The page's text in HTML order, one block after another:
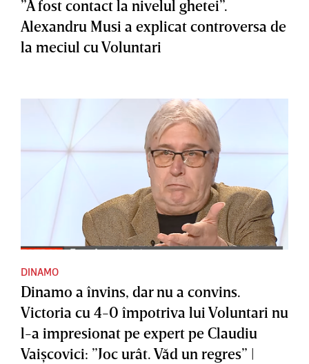
”A fost contact la nivelul ghetei”.
Alexandru Musi a explicat controversa de
la meciul cu Voluntari
DINAMO
Dinamo a învins, dar nu a convins.
Victoria cu 4-0 împotriva lui Voluntari nu
l-a impresionat pe expert pe Claudiu
Vaişcovici: ”Joc urât. Văd un regres” |